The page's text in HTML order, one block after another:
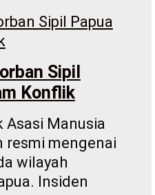
Sipil
Konflik
Asasi Manusia
resmi mengenai
wilayah
Insiden